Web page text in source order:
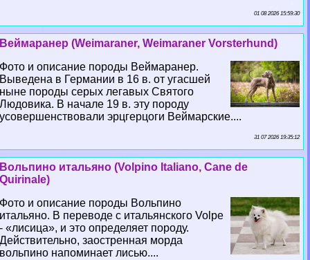
01 08 2026 15:59:30
Веймаранер (Weimaraner, Weimaraner Vorsterhund)
Фото и описание породы Веймаранер.
Выведена в Германии в 16 в. от угасшей
ныне породы серых легавых Святого
Людовика. В начале 19 в. эту породу
усовершенствовали эрцгерцоги Веймарские....
31 07 2026 19:35:12
Вольпино итальяно (Volpino Italiano, Cane de
Quirinale)
Фото и описание породы Вольпино
итальяно. В переводе с итальянского Volpe
- «лисица», и это определяет породу.
Действительно, заостренная морда
вольпино напоминает лисью....